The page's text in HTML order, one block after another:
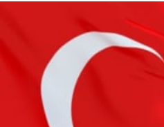
فن
رياضة